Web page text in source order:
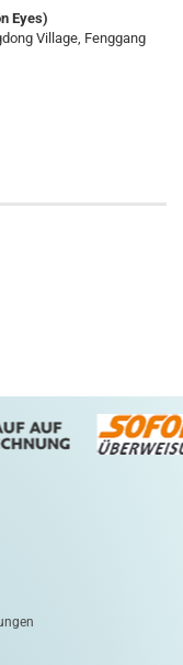
Eyes)
Village, Fenggang